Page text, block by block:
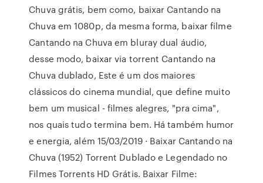
Chuva grátis, bem como, baixar Cantando na
Chuva em 1080p, da mesma forma, baixar filme
Cantando na Chuva em bluray dual áudio,
desse modo, baixar via torrent Cantando na
Chuva dublado, Este é um dos maiores
clássicos do cinema mundial, que define muito
bem um musical - filmes alegres, "pra cima",
nos quais tudo termina bem. Há também humor
e energia, além 15/03/2019 · Baixar Cantando na
Chuva (1952) Torrent Dublado e Legendado no
Filmes Torrents HD Grátis. Baixar Filme: